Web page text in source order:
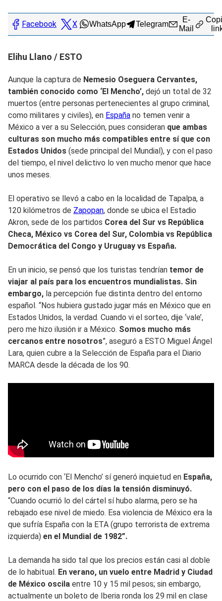
Facebook X WhatsApp Telegram
E-
Mail
Elihu Llano / ESTO
Aunque la captura de Nemesio Oseguera Cervantes,
también conocido como ‘El Mencho’, dejó un total de 32
muertos (entre personas pertenecientes al grupo criminal,
como militares y civiles), en España no temen venir a
México a ver a su Selección, pues consideran que ambas
culturas son mucho más compatibles entre sí que con
Estados Unidos (sede principal del Mundial), y con el paso
del tiempo, el nivel delictivo lo ven mucho menor que hace
unos meses.
El operativo se llevó a cabo en la localidad de Tapalpa, a
120 kilómetros de Zapopan, donde se ubica el Estadio
Akron, sede de los partidos Corea del Sur vs República
Checa, México vs Corea del Sur, Colombia vs República
Democrática del Congo y Uruguay vs España.
En un inicio, se pensó que los turistas tendrían temor de
viajar al país para los encuentros mundialistas. Sin
embargo, la percepción fue distinta dentro del entorno
español. “Nos hubiera gustado jugar más en México que en
Estados Unidos, la verdad. Cuando vi el sorteo, dije ‘vale’,
pero me hizo ilusión ir a México. Somos mucho más
cercanos entre nosotros”, aseguró a ESTO Miguel Ángel
Lara, quien cubre a la Selección de España para el Diario
MARCA desde la década de los 90.
Lo ocurrido con ‘El Mencho’ sí generó inquietud en España,
pero con el paso de los días la tensión disminuyó.
“Cuando ocurrió lo del cártel sí hubo alarma, pero se ha
rebajado ese nivel de miedo. Esa violencia de México era la
que sufría España con la ETA (grupo terrorista de extrema
izquierda) en el Mundial de 1982”.
La demanda ha sido tal que los precios están casi al doble
de lo habitual. En verano, un vuelo entre Madrid y Ciudad
de México oscila entre 10 y 15 mil pesos; sin embargo,
actualmente un boleto de Iberia ronda los 29 mil en clase